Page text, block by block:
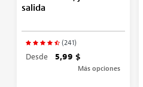
salida
(241)
Desde 5,99 $
Más opciones